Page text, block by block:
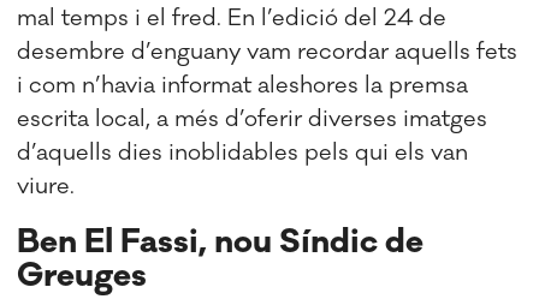
mal temps i el fred. En l’edició del 24 de
desembre d’enguany vam recordar aquells fets
i com n’havia informat aleshores la premsa
escrita local, a més d’oferir diverses imatges
d’aquells dies inoblidables pels qui els van
viure.
Ben El Fassi, nou Síndic de
Greuges